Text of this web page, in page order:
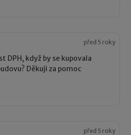
před 5 roky
DPH, když by se kupovala
Děkuji za pomoc
před 5 roky